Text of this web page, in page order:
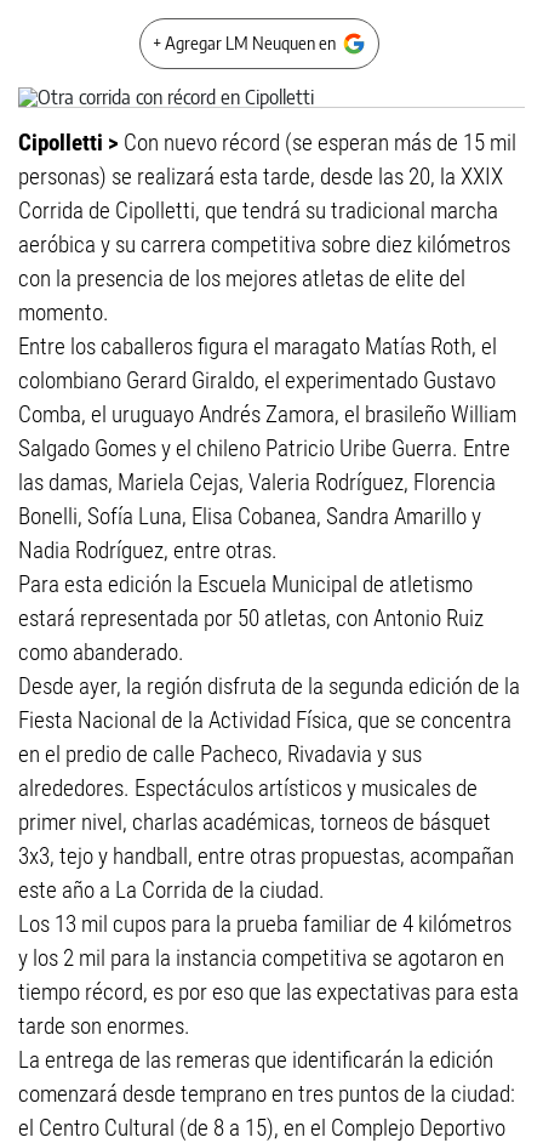
+ Agregar LM Neuquen en
Cipolletti > Con nuevo récord (se esperan más de 15 mil
personas) se realizará esta tarde, desde las 20, la XXIX
Corrida de Cipolletti, que tendrá su tradicional marcha
aeróbica y su carrera competitiva sobre diez kilómetros
con la presencia de los mejores atletas de elite del
momento.
Entre los caballeros figura el maragato Matías Roth, el
colombiano Gerard Giraldo, el experimentado Gustavo
Comba, el uruguayo Andrés Zamora, el brasileño William
Salgado Gomes y el chileno Patricio Uribe Guerra. Entre
las damas, Mariela Cejas, Valeria Rodríguez, Florencia
Bonelli, Sofía Luna, Elisa Cobanea, Sandra Amarillo y
Nadia Rodríguez, entre otras.
Para esta edición la Escuela Municipal de atletismo
estará representada por 50 atletas, con Antonio Ruiz
como abanderado.
Desde ayer, la región disfruta de la segunda edición de la
Fiesta Nacional de la Actividad Física, que se concentra
en el predio de calle Pacheco, Rivadavia y sus
alrededores. Espectáculos artísticos y musicales de
primer nivel, charlas académicas, torneos de básquet
3x3, tejo y handball, entre otras propuestas, acompañan
este año a La Corrida de la ciudad.
Los 13 mil cupos para la prueba familiar de 4 kilómetros
y los 2 mil para la instancia competitiva se agotaron en
tiempo récord, es por eso que las expectativas para esta
tarde son enormes.
La entrega de las remeras que identificarán la edición
comenzará desde temprano en tres puntos de la ciudad:
el Centro Cultural (de 8 a 15), en el Complejo Deportivo